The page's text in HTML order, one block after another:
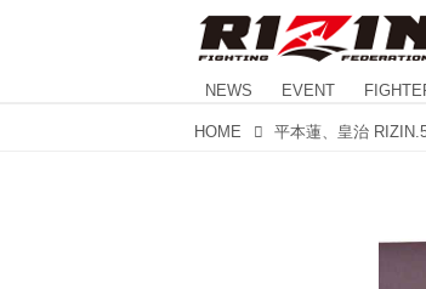
NEWS EVENT
HOME 平本蓮、皇治